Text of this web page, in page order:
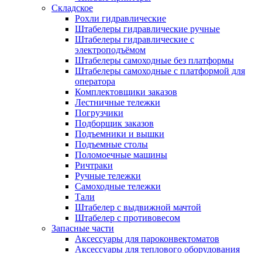
Складское
Рохли гидравлические
Штабелеры гидравлические ручные
Штабелеры гидравлические с
электроподъёмом
Штабелеры самоходные без платформы
Штабелеры самоходные с платформой для
оператора
Комплектовщики заказов
Лестничные тележки
Погрузчики
Подборщик заказов
Подъемники и вышки
Подъемные столы
Поломоечные машины
Ричтраки
Ручные тележки
Самоходные тележки
Тали
Штабелер с выдвижной мачтой
Штабелер с противовесом
Запасные части
Аксессуары для пароконвектоматов
Аксессуары для теплового оборудования